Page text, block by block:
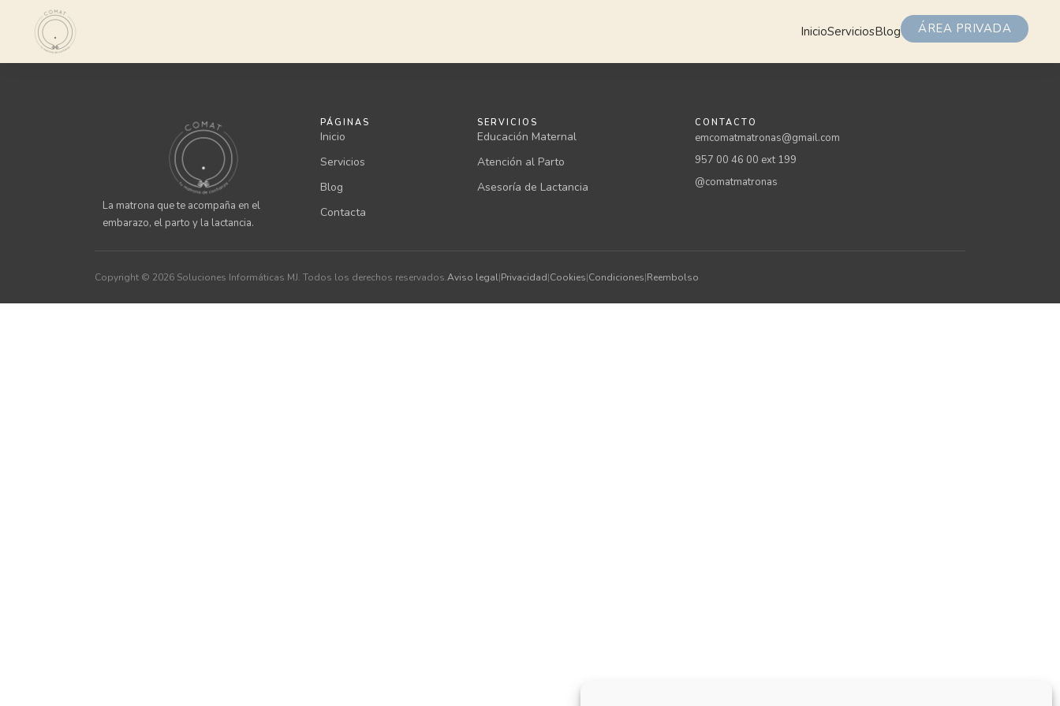
InicioServiciosBlog ÁREA PRIVADA
La matrona que te acompaña en el
embarazo, el parto y la lactancia.
PÁGINAS
Inicio
Servicios
Blog
Contacta
SERVICIOS
Educación Maternal
Atención al Parto
Asesoría de Lactancia
CONTACTO
emcomatmatronas@gmail.com
957 00 46 00 ext 199
@comatmatronas
Copyright © 2026 Soluciones Informáticas MJ. Todos los derechos reservados.Aviso legal|Privacidad|Cookies|Condiciones|Reembolso